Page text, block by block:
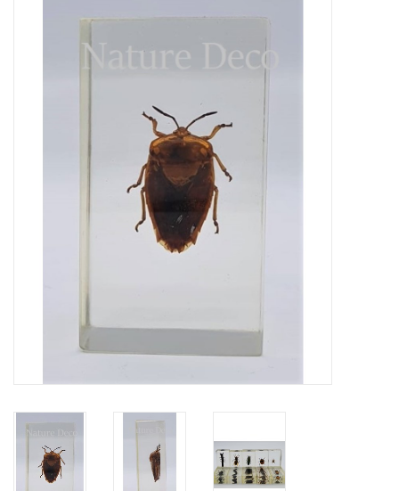
Prepareerbenodigdheden
Hout decoratie
Hoorns & Geweien